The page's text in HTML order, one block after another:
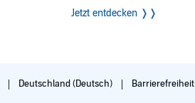
Jetzt entdecken ❭❭
Deutschland (Deutsch)
Barrierefreiheit